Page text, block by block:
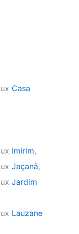
Casa
Imirim,
Jaçanã,
Jardim
Lauzane